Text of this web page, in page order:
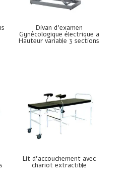
Divan d’examen
Gynécologique électrique a
Hauteur variable 3 sections
Lit d’accouchement avec
chariot extractible